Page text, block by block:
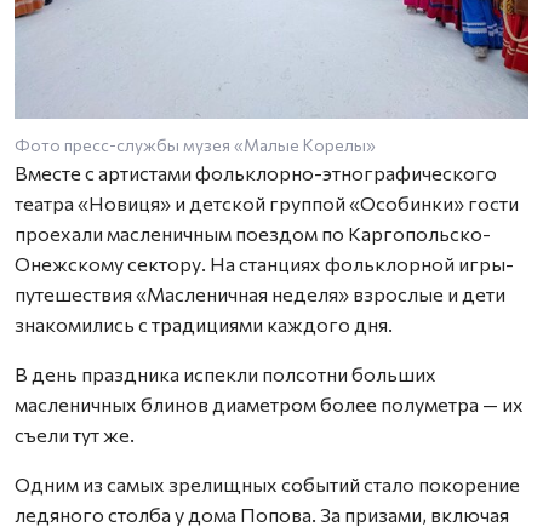
Фото пресс-службы музея «Малые Корелы»
Вместе с артистами фольклорно-этнографического
театра «Новиця» и детской группой «Особинки» гости
проехали масленичным поездом по Каргопольско-
Онежскому сектору. На станциях фольклорной игры-
путешествия «Масленичная неделя» взрослые и дети
знакомились с традициями каждого дня.
В день праздника испекли полсотни больших
масленичных блинов диаметром более полуметра — их
съели тут же.
Одним из самых зрелищных событий стало покорение
ледяного столба у дома Попова. За призами, включая